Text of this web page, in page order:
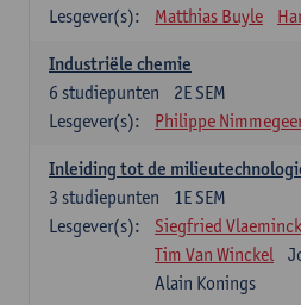
Lesgever(s):
Matthias Buyle
Industriële chemie
2E SEM
6 studiepunten
Lesgever(s):
Philippe
Inleiding tot de
1E SEM
3 studiepunten
Lesgever(s):
Siegfried Vlaeminck
Tim Van Winckel
Alain Konings